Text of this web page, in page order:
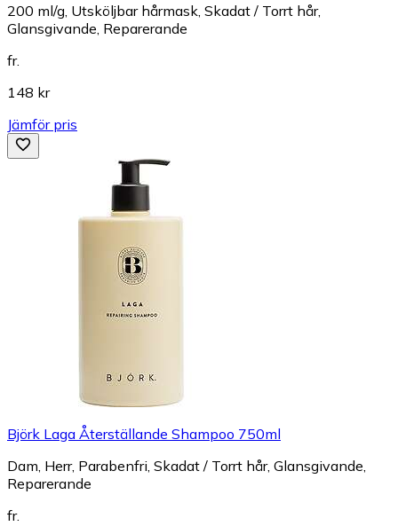
200 ml/g, Utsköljbar hårmask, Skadat / Torrt hår,
Glansgivande, Reparerande
fr.
148 kr
Jämför pris
Björk Laga Återställande Shampoo 750ml
Dam, Herr, Parabenfri, Skadat / Torrt hår, Glansgivande,
Reparerande
fr.